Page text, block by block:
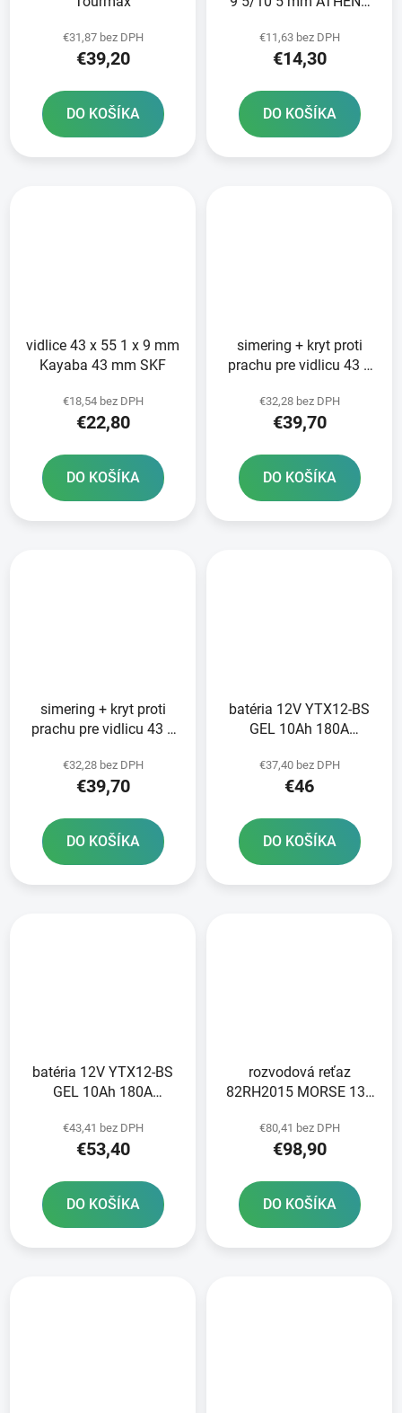
€31,87 bez DPH
€39,20
DO KOŠÍKA
tlmičov
€11,63 bez DPH
€14,30
DO KOŠÍKA
vidlice 43 x 55 1 x 9 mm
Kayaba 43 mm SKF
€18,54 bez DPH
€22,80
DO KOŠÍKA
simering + kryt proti
prachu pre vidlicu 43 x
mm SKF
€32,28 bez DPH
€39,70
DO KOŠÍKA
simering + kryt proti
prachu pre vidlicu 43 x
mm SKF
€32,28 bez DPH
€39,70
DO KOŠÍKA
batéria 12V YTX12-BS
GEL 10Ah 180A
technológia 150x87x130
A-TECH aktivovaná z
€37,40 bez DPH
€46
DO KOŠÍKA
batéria 12V YTX12-BS
GEL 10Ah 180A
technológia 150x87x130
FULBAT aktivovaná vo
€43,41 bez DPH
€53,40
DO KOŠÍKA
rozvodová reťaz
82RH2015 MORSE 130
€80,41 bez DPH
€98,90
DO KOŠÍKA